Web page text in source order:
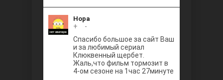
Нора
+
-
Спасибо большое за сайт Ваш
и за любимый сериал
Клюквенный щербет.
Жаль,что фильм тормозит в
4-ом сезоне на 1час 27минуте